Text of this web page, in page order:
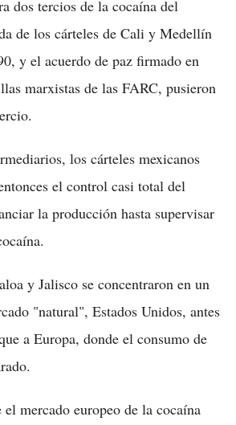
dos tercios de la cocaína del
de los cárteles de Cali y Medellín
y el acuerdo de paz firmado en
marxistas de las FARC, pusieron
los cárteles mexicanos
el control casi total del
la producción hasta supervisar
y Jalisco se concentraron en un
"natural", Estados Unidos, antes
a Europa, donde el consumo de
mercado europeo de la cocaína